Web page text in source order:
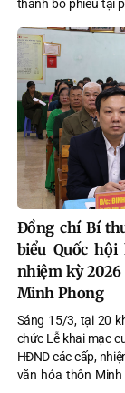
thành bỏ phiếu tại
chỉ đạo bầu cử xã
khu vực bỏ phiếu
Đồng chí Bí
biểu Quốc hội
nhiệm kỳ 2026
Minh Phong
Sáng 15/3, tại 20
chức Lễ khai mạc
HĐND các cấp,
văn hóa thôn Minh